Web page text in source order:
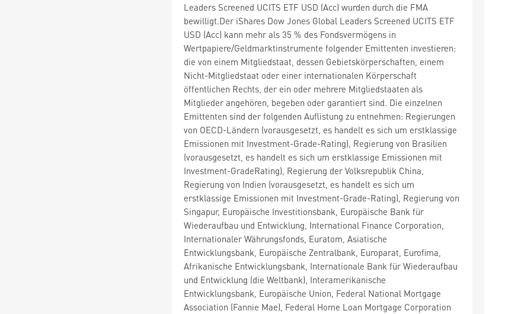
Leaders Screened UCITS ETF USD (Acc) wurden durch die FMA
bewilligt.Der iShares Dow Jones Global Leaders Screened UCITS ETF
USD (Acc) kann mehr als 35 % des Fondsvermögens in
Wertpapiere/Geldmarktinstrumente folgender Emittenten investieren:
die von einem Mitgliedstaat, dessen Gebietskörperschaften, einem
Nicht-Mitgliedstaat oder einer internationalen Körperschaft
öffentlichen Rechts, der ein oder mehrere Mitgliedstaaten als
Mitglieder angehören, begeben oder garantiert sind. Die einzelnen
Emittenten sind der folgenden Auflistung zu entnehmen: Regierungen
von OECD-Ländern (vorausgesetzt, es handelt es sich um erstklassige
Emissionen mit Investment-Grade-Rating), Regierung von Brasilien
(vorausgesetzt, es handelt es sich um erstklassige Emissionen mit
Investment-GradeRating), Regierung der Volksrepublik China,
Regierung von Indien (vorausgesetzt, es handelt es sich um
erstklassige Emissionen mit Investment-Grade-Rating), Regierung von
Singapur, Europäische Investitionsbank, Europäische Bank für
Wiederaufbau und Entwicklung, International Finance Corporation,
Internationaler Währungsfonds, Euratom, Asiatische
Entwicklungsbank, Europäische Zentralbank, Europarat, Eurofima,
Afrikanische Entwicklungsbank, Internationale Bank für Wiederaufbau
und Entwicklung (die Weltbank), Interamerikanische
Entwicklungsbank, Europäische Union, Federal National Mortgage
Association (Fannie Mae), Federal Home Loan Mortgage Corporation